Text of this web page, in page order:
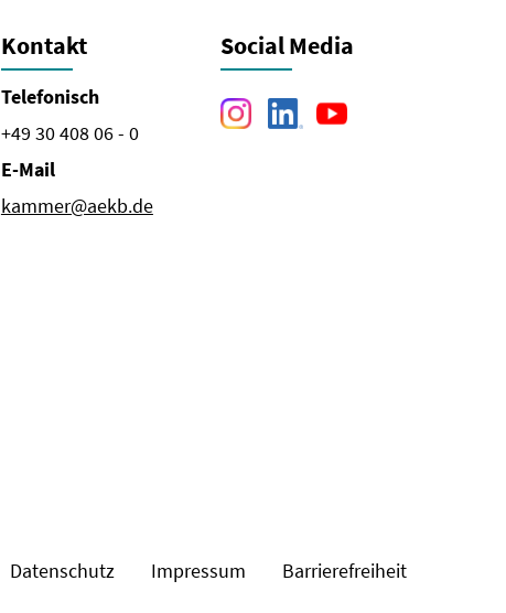
Kontakt
Telefonisch
+49 30 408 06 - 0
E-Mail
kammer@aekb.de
Social Media
Datenschutz Impressum Barrierefreiheit